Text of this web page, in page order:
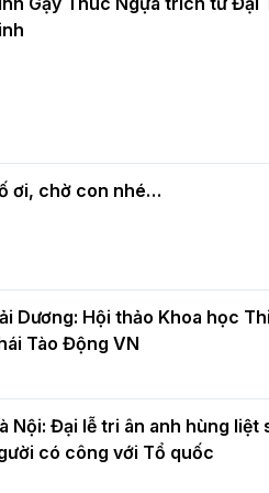
mừng Đại lễ Phật đản
mùa Phật đản PL.2570
Phật giáo
quả
ơi, chờ con nhé…
Dương: Hội thảo Khoa học
Tào Động VN
Nội: Đại lễ tri ân anh hùng liệt
có công với Tổ quốc